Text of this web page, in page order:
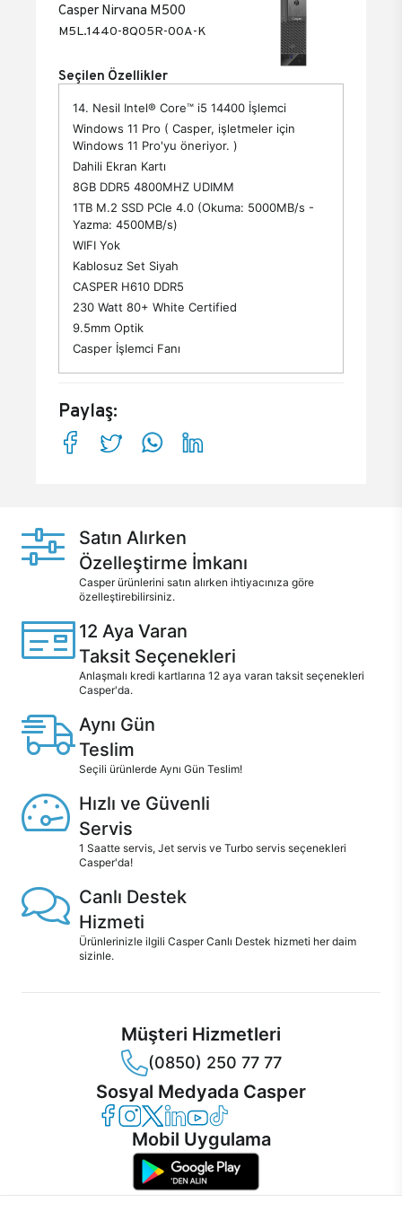
Casper Nirvana M500
M5L.1440-8Q05R-00A-K
Seçilen Özellikler
14. Nesil Intel® Core™ i5 14400 İşlemci
Windows 11 Pro ( Casper, işletmeler için
Windows 11 Pro'yu öneriyor. )
Dahili Ekran Kartı
8GB DDR5 4800MHZ UDIMM
1TB M.2 SSD PCle 4.0 (Okuma: 5000MB/s -
Yazma: 4500MB/s)
WIFI Yok
Kablosuz Set Siyah
CASPER H610 DDR5
230 Watt 80+ White Certified
9.5mm Optik
Casper İşlemci Fanı
Paylaş:
Satın Alırken
Özelleştirme İmkanı
Casper ürünlerini satın alırken ihtiyacınıza göre
özelleştirebilirsiniz.
12 Aya Varan
Taksit Seçenekleri
Anlaşmalı kredi kartlarına 12 aya varan taksit seçenekleri
Casper'da.
Aynı Gün
Teslim
Seçili ürünlerde Aynı Gün Teslim!
Hızlı ve Güvenli
Servis
1 Saatte servis, Jet servis ve Turbo servis seçenekleri
Casper'da!
Canlı Destek
Hizmeti
Ürünlerinizle ilgili Casper Canlı Destek hizmeti her daim
sizinle.
Müşteri Hizmetleri
(0850) 250 77 77
Sosyal Medyada Casper
Casper Facebook
Casper Instagram
Casper Twitter
Casper LinkedIn
Casper YouTube
Casper TikTok
Mobil Uygulama